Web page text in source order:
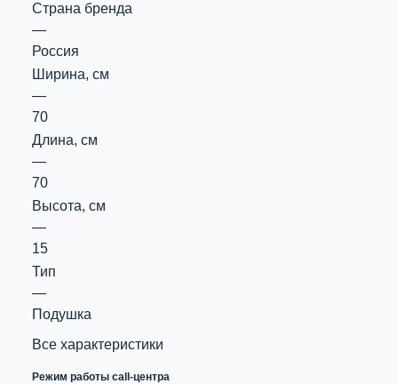
Страна бренда
—
Россия
Ширина, см
—
70
Длина, см
—
70
Высота, см
—
15
Тип
—
Подушка
Все характеристики
Режим работы call-центра